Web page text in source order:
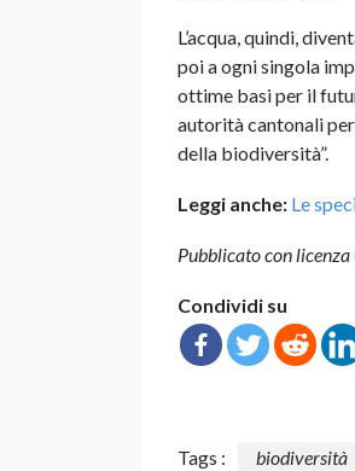
L’acqua, quindi,
poi a ogni singola
ottime basi per il
autorità cantonali
della biodiversità”.
Leggi anche: Le
Pubblicato con licenza
Condividi su
Tags : biodiversità